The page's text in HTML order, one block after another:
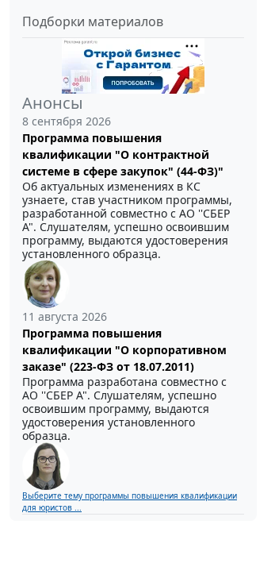
Подборки материалов
Анонсы
8 сентября 2026
Программа повышения
квалификации "О контрактной
системе в сфере закупок" (44-ФЗ)"
Об актуальных изменениях в КС
узнаете, став участником программы,
разработанной совместно с АО ''СБЕР
А". Слушателям, успешно освоившим
программу, выдаются удостоверения
установленного образца.
11 августа 2026
Программа повышения
квалификации "О корпоративном
заказе" (223-ФЗ от 18.07.2011)
Программа разработана совместно с
АО ''СБЕР А". Слушателям, успешно
освоившим программу, выдаются
удостоверения установленного
образца.
Выберите тему программы повышения квалификации
для юристов ...